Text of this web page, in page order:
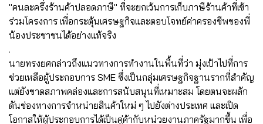
"คนละครึ่งร้านค้าปลอดภาษี" ที่จะยกเว้นการเก็บภาษีร้านค้าที่เข้า
ร่วมโครงการ เพื่อกระตุ้นเศรษฐกิจและตอบโจทย์ค่าครองชีพของพี่
น้องประชาชนได้อย่างแท้จริง
.
นายทรงยศกล่าวถึงแนวทางการทำงานในพื้นที่ว่า มุ่งเป้าไปที่การ
ช่วยเหลือผู้ประกอบการ SME ซึ่งเป็นกลุ่มเศรษฐกิจฐานรากที่สำคัญ
แต่ยังขาดสภาพคล่องและการสนับสนุนที่เหมาะสม โดยตนจะผลัก
ดันช่องทางการจำหน่ายสินค้าใหม่ ๆ ไปยังต่างประเทศ และเปิด
โอกาสให้ผู้ประกอบการได้เป็นคู่ค้ากับหน่วยงานภาครัฐมากขึ้น เพื่อ